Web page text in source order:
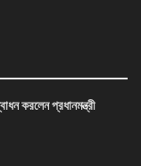
করলেন প্রধানমন্ত্রী